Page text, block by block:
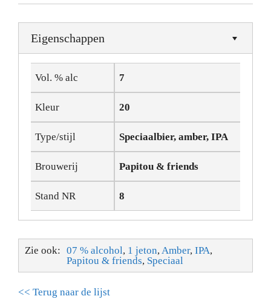
Eigenschappen
Vol. % alc 7
Kleur 20
Type/stijl Speciaalbier, amber, IPA
Brouwerij Papitou & friends
Stand NR 8
Zie ook: 07 % alcohol, 1 jeton,Amber, IPA,
Papitou & friends, Speciaal
<< Terug naar de lijst